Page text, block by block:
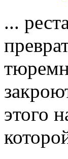
...
этого